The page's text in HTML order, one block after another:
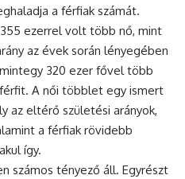
a férfiak számát.
ezerrel volt több nő, mint
az évek során lényegében
320 ezer fővel több
A női többlet egy ismert
az eltérő születési arányok,
a férfiak rövidebb
így.
számos tényező áll. Egyrészt